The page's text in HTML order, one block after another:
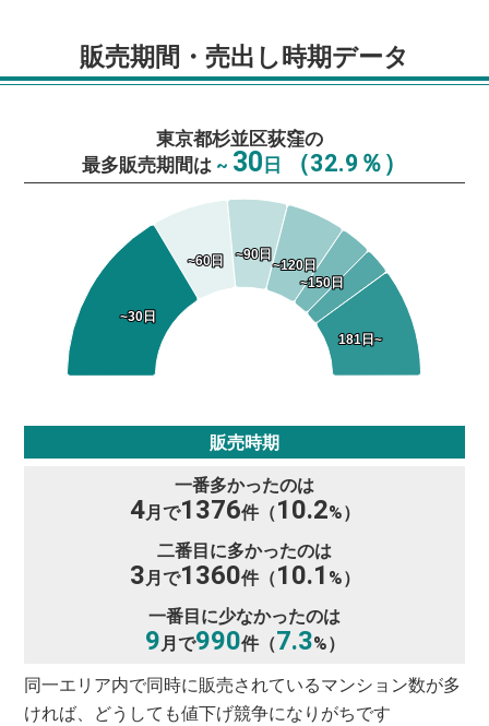
販売期間・売出し時期データ
東京都杉並区荻窪の
最多販売期間は ~ 30 日 （32.9％）
~30日
~30日
~60日
~60日 ~90日
~90日
~120日
~120日
~150日
~150日
181日~
181日~
販売時期
一番多かったのは
4月で1376件（10.2%）
二番目に多かったのは
3月で1360件（10.1 %）
一番目に少なかったのは
9月で990件（7.3%）
同一エリア内で同時に販売されているマンション数が多
ければ、どうしても値下げ競争になりがちです